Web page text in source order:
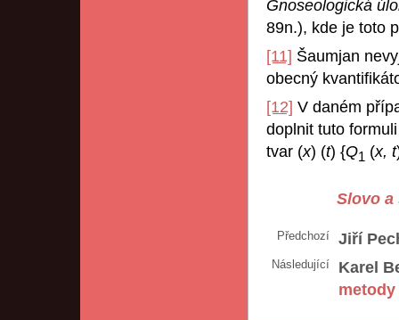
Gnoseologická
89n.), kde je toto
[11] Šaumjan
obecný
[12] V daném
doplnit tuto
tvar (x) (t) {Q1 (x, t
Slovo a
Předchozí Jiří
Následující
Karel